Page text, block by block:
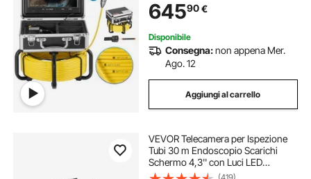
Telecamera Idraulica a Serpente con
Luci-12 LED
64590€
Disponibile
Consegna:non appena Mer.
Ago. 12
Aggiungi al carrello
VEVOR Telecamera per Ispezione
Tubi 30 m Endoscopio Scarichi
Schermo 4,3'' con Luci LED
Regolabili, Scheda SD da 16 GB,